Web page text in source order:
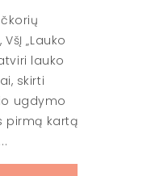
„Lauko
lauko
skirti
ugdymo
pirmą kartą